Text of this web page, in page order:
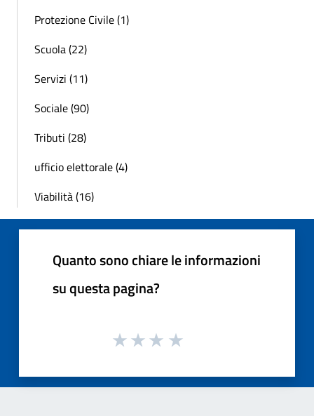
Protezione Civile (1)
Scuola (22)
Servizi (11)
Sociale (90)
Tributi (28)
ufficio elettorale (4)
Viabilità (16)
Quanto sono chiare le informazioni
su questa pagina?